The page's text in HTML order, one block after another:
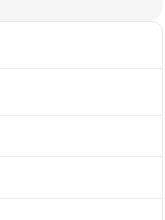
стоянки